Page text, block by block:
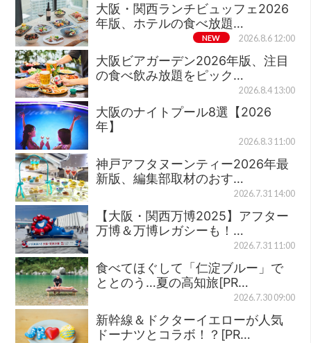
大阪・関西ランチビュッフェ2026
年版、ホテルの食べ放題…
NEW 2026.8.6 12:00
大阪ビアガーデン2026年版、注目
の食べ飲み放題をピック…
2026.8.4 13:00
大阪のナイトプール8選【2026
年】
2026.8.3 11:00
神戸アフタヌーンティー2026年最
新版、編集部取材のおす…
2026.7.31 14:00
【大阪・関西万博2025】アフター
万博＆万博レガシーも！…
2026.7.31 11:00
食べてほぐして「仁淀ブルー」で
ととのう…夏の高知旅[PR…
2026.7.30 09:00
新幹線＆ドクターイエローが人気
ドーナツとコラボ！？[PR…